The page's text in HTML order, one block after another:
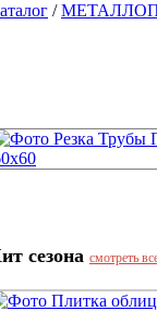
/
сезона смотреть